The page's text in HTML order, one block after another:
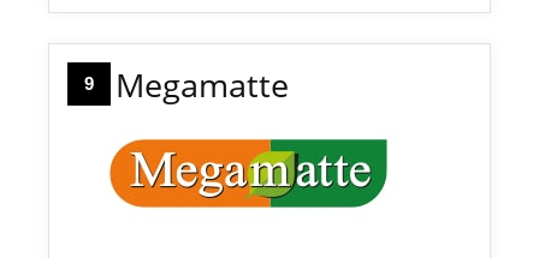
9 Megamatte